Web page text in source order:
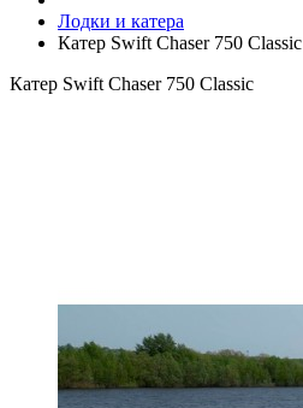
Лодки и катера
Катер Swift Chaser 750 Classic
Катер Swift Chaser 750 Classic